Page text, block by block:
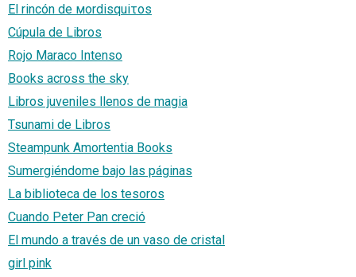
El rincón de мordisquiτos
Cúpula de Libros
Rojo Maraco Intenso
Books across the sky
Libros juveniles llenos de magia
Tsunami de Libros
Steampunk Amortentia Books
Sumergiéndome bajo las páginas
La biblioteca de los tesoros
Cuando Peter Pan creció
El mundo a través de un vaso de cristal
girl pink